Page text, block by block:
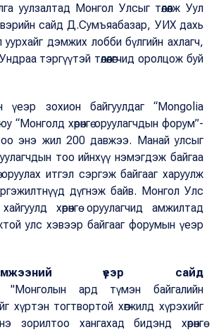
уулзалтад Монгол Улсыг төлөөлж Уул
сайд Д.Сумъяабазар, УИХ дахь
уурхайг дэмжих лобби бүлгийн ахлагч,
тэргүүтэй төлөөлөгчид оролцож буй
үеэр зохион байгуулдаг “Mongolia
“Монголд хөрөнгө оруулагчдын форум”-
энэ жил 200 давжээ. Манай улсыг
тоо ийнхүү нэмэгдэж байгаа
оруулах итгэл сэргэж байгааг харуулж
дүгнэж байв. Монгол Улс
хөрөнгө оруулагчид амжилтад
улс хэвээр байгааг форумын үеэр
үеэр сайд
"Монголын ард түмэн байгалийн
хүртэн тогтвортой хөгжилд хүрэхийг
зорилтоо хангахад бидэнд хөрөнгө